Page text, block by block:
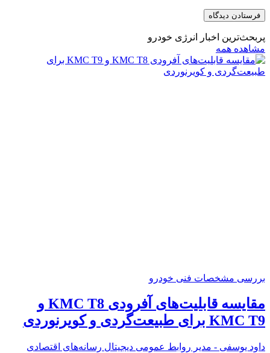
پربحث‌ترین اخبار انرژی خودرو
مشاهده همه
بررسی مشخصات فنی خودرو
مقایسه قابلیت‌های آفرودی KMC T8 و
KMC T9 برای طبیعت‌گردی و کویرنوردی
داود یوسفی - مدیر روابط عمومی دیجیتال رسانه‌های اقتصادی